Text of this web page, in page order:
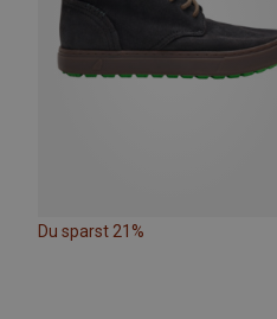
Du sparst 21%